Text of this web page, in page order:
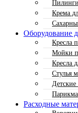
Крема
Оборудование
Кресла
Мойки
Кресла
Стулья
Детские
Расходные